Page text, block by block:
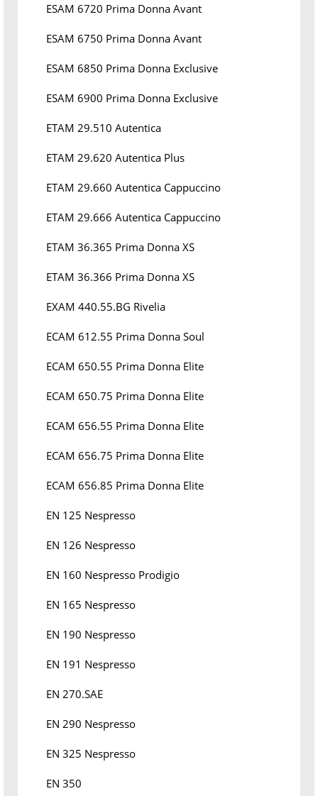
ESAM 6720 Prima Donna Avant
ESAM 6750 Prima Donna Avant
ESAM 6850 Prima Donna Exclusive
ESAM 6900 Prima Donna Exclusive
ETAM 29.510 Autentica
ETAM 29.620 Autentica Plus
ETAM 29.660 Autentica Cappuccino
ETAM 29.666 Autentica Cappuccino
ETAM 36.365 Prima Donna XS
ETAM 36.366 Prima Donna XS
EXAM 440.55.BG Rivelia
ECAM 612.55 Prima Donna Soul
ECAM 650.55 Prima Donna Elite
ECAM 650.75 Prima Donna Elite
ECAM 656.55 Prima Donna Elite
ECAM 656.75 Prima Donna Elite
ECAM 656.85 Prima Donna Elite
EN 125 Nespresso
EN 126 Nespresso
EN 160 Nespresso Prodigio
EN 165 Nespresso
EN 190 Nespresso
EN 191 Nespresso
EN 270.SAE
EN 290 Nespresso
EN 325 Nespresso
EN 350